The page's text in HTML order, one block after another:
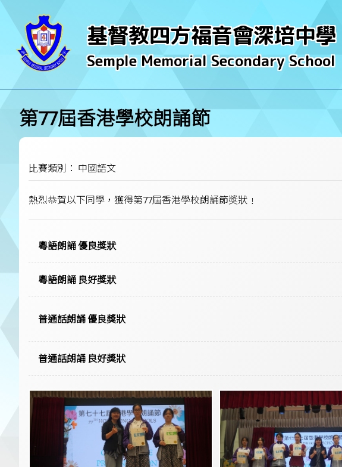
基督教四方福音會深培中學
Semple Memorial Secondary School
第77屆香港學校朗誦節
比賽類別： 中國語文
熱烈恭賀以下同學，獲得第77屆香港學校朗誦節奬狀﹗
粵語朗誦 優良獎狀
粵語朗誦 良好獎狀
普通話朗誦 優良獎狀
普通話朗誦 良好獎狀